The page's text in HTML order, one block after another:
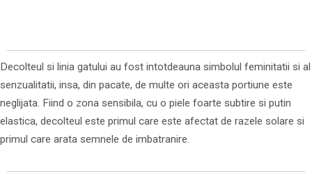
Decolteul si linia gatului au fost intotdeauna simbolul feminitatii si al
senzualitatii, insa, din pacate, de multe ori aceasta portiune este
neglijata. Fiind o zona sensibila, cu o piele foarte subtire si putin
elastica, decolteul este primul care este afectat de razele solare si
primul care arata semnele de imbatranire.